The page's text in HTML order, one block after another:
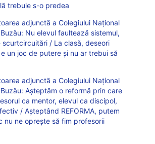
trebuie s-o predea
adjunctă a Colegiului Național
Buzău: Nu elevul faultează sistemul,
scurtcircuitări / La clasă, deseori
un joc de putere și nu ar trebui să
adjunctă a Colegiului Național
Buzău: Așteptăm o reformă prin care
ca mentor, elevul ca discipol,
/ Așteptând REFORMA, putem
nu ne oprește să fim profesorii